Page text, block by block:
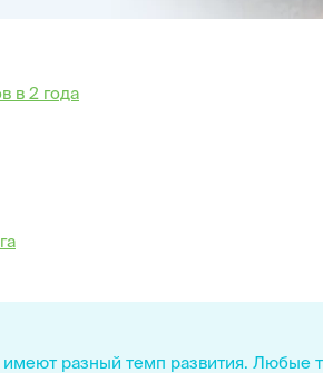
в 2 года
разный темп развития. Любые